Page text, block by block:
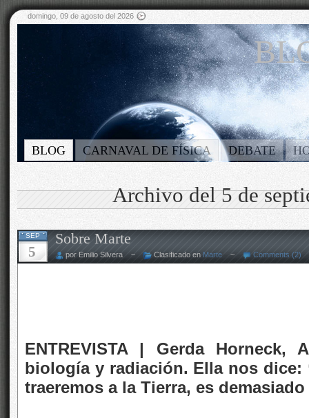
domingo, 09 de agosto del 2026
BLOG CARNAVAL DE FÍSICA DEBATE
Archivo del 5 de
SEP
5
Sobre Marte
por Emilio Silvera ~ Clasificado en Marte ~ Comments (2)
ENTREVISTA | Gerda Horneck,
biología y radiación. Ella nos dice:
traeremos a la Tierra, es